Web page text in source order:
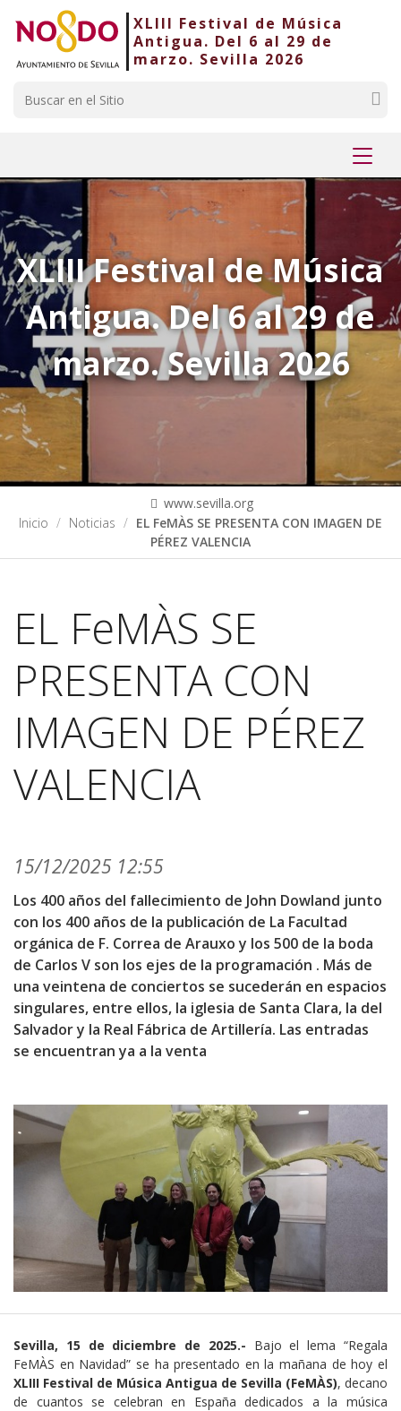
Saltar al contenido
Saltar a la navegación
Información de contactoXLIII Festival de Música
Antigua. Del 6 al 29 de
marzo. Sevilla 2026
menú
XLIII Festival de Música
Antigua. Del 6 al 29 de
marzo. Sevilla 2026
www.sevilla.org
Inicio
Noticias
EL FeMÀS SE PRESENTA CON IMAGEN DE
PÉREZ VALENCIA
EL FeMÀS SE
PRESENTA CON
IMAGEN DE PÉREZ
VALENCIA
15/12/2025 12:55
Los 400 años del fallecimiento de John Dowland junto
con los 400 años de la publicación de La Facultad
orgánica de F. Correa de Arauxo y los 500 de la boda
de Carlos V son los ejes de la programación . Más de
una veintena de conciertos se sucederán en espacios
singulares, entre ellos, la iglesia de Santa Clara, la del
Salvador y la Real Fábrica de Artillería. Las entradas
se encuentran ya a la venta
Sevilla, 15 de diciembre de 2025.- Bajo el lema “Regala
FeMÀS en Navidad” se ha presentado en la mañana de hoy el
XLIII Festival de Música Antigua de Sevilla (FeMÀS), decano
de cuantos se celebran en España dedicados a la música